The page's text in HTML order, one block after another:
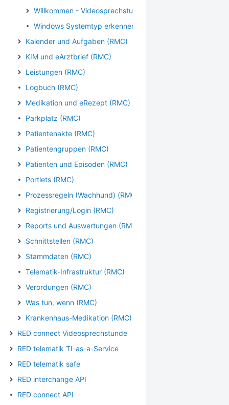
Willkommen - Videosprechstunde
Windows Systemtyp erkennen
Kalender und Aufgaben (RMC)
KIM und eArztbrief (RMC)
Leistungen (RMC)
Logbuch (RMC)
Medikation und eRezept (RMC)
Parkplatz (RMC)
Patientenakte (RMC)
Patientengruppen (RMC)
Patienten und Episoden (RMC)
Portlets (RMC)
Prozessregeln (Wachhund) (RMC)
Registrierung/Login (RMC)
Reports und Auswertungen (RMC)
Schnittstellen (RMC)
Stammdaten (RMC)
Telematik-Infrastruktur (RMC)
Verordungen (RMC)
Was tun, wenn (RMC)
Krankenhaus-Medikation (RMC)
RED connect Videosprechstunde
RED telematik TI-as-a-Service
RED telematik safe
RED interchange API
RED connect API